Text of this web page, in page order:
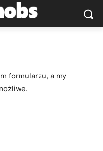
formularzu, a my